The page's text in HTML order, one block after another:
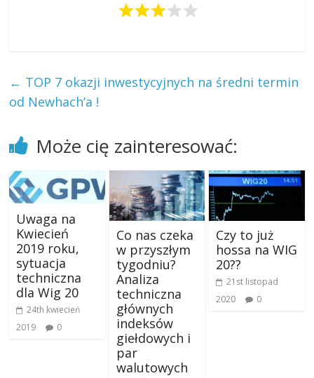
← TOP 7 okazji inwestycyjnych na średni termin
od Newhach’a !
Może cię zainteresować:
Uwaga na
Kwiecień
2019 roku,
sytuacja
techniczna
dla Wig 20
24th kwiecień
2019
0
Co nas czeka
w przyszłym
tygodniu?
Analiza
techniczna
głównych
indeksów
giełdowych i
par
walutowych
Czy to już
hossa na WIG
20??
21st listopad
2020
0